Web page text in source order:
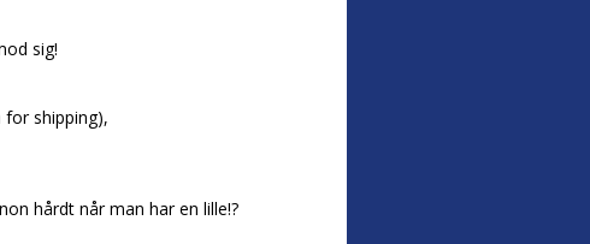
sig!
shipping),
hårdt når man har en lille!?